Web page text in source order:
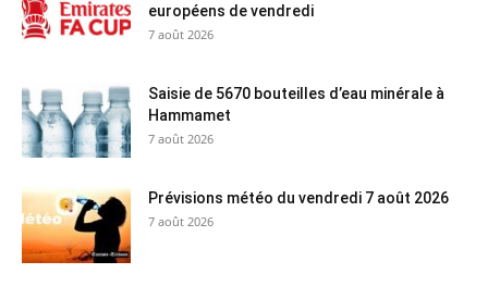
européens de vendredi
7 août 2026
Saisie de 5670 bouteilles d’eau minérale à
Hammamet
7 août 2026
Prévisions météo du vendredi 7 août 2026
7 août 2026